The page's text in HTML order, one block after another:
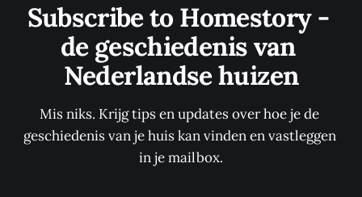
Subscribe to Homestory -
de geschiedenis van
Nederlandse huizen
Mis niks. Krijg tips en updates over hoe je de
geschiedenis van je huis kan vinden en vastleggen
in je mailbox.